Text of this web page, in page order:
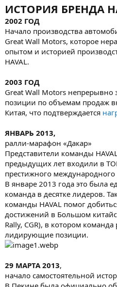
ИСТОРИЯ БРЕНДА
2002 ГОД
Начало производства
Great Wall Motors, которое
опытом и историей
HAVAL.
2003 ГОД
Great Wall Motors
позиции по объемам продаж
Китая, что подтверждается
ЯНВАРЬ 2013,
ралли-марафон «Дакар»
Представители команды
предыдущих лет входили в
престижного
В январе 2013 года это была
команда в десятке лидеров.
команды HAVAL помог
достижений в Большом
Rally, CGR), в котором
лидирующие позиции.
29 МАРТА 2013,
начало самостоятельной